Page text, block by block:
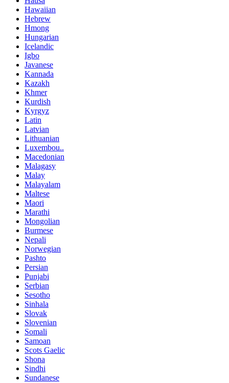
Hawaiian
Hebrew
Hmong
Hungarian
Icelandic
Igbo
Javanese
Kannada
Kazakh
Khmer
Kurdish
Kyrgyz
Latin
Latvian
Lithuanian
Luxembou..
Macedonian
Malagasy
Malay
Malayalam
Maltese
Maori
Marathi
Mongolian
Burmese
Nepali
Norwegian
Pashto
Persian
Punjabi
Serbian
Sesotho
Sinhala
Slovak
Slovenian
Somali
Samoan
Scots Gaelic
Shona
Sindhi
Sundanese